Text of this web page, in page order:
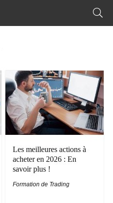
Les meilleures actions à
acheter en 2026 : En
savoir plus !
Formation de Trading